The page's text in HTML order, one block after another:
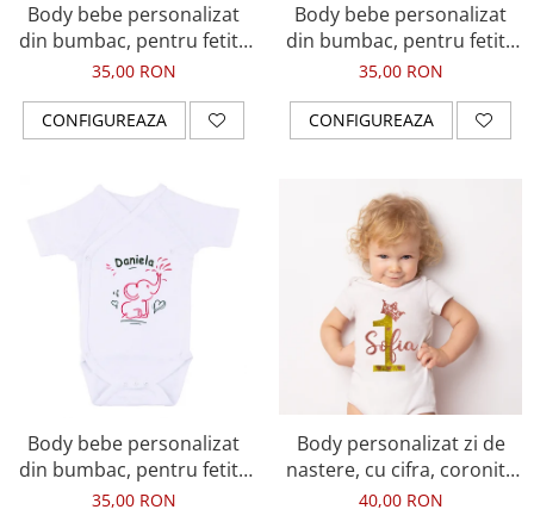
Body bebe personalizat
din bumbac, pentru fetita
cu nume si pisicuta, cadou
35,00 RON
CONFIGUREAZA
Body bebe personalizat
din bumbac, pentru fetita
cu nume si inima, cadou
35,00 RON
CONFIGUREAZA
Body bebe personalizat
din bumbac, pentru fetita
sau baietel, cu nume si
35,00 RON
Body personalizat zi de
nastere, cu cifra, coronita
si numele fetitei
40,00 RON